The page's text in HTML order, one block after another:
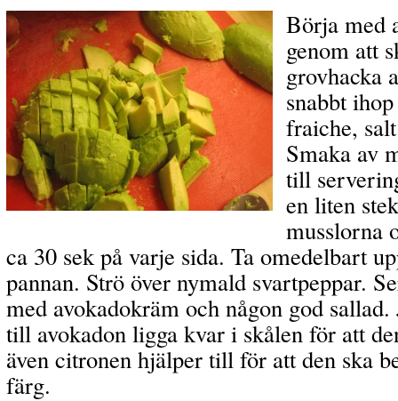
Börja med
genom att
grovhacka
snabbt
fraiche,
Smaka av
till
en liten
musslorna
ca 30 sek på varje sida. Ta omedelbart
pannan. Strö över nymald svartpeppar.
med avokadokräm och någon god
till avokadon ligga kvar i skålen för att
även citronen hjälper till för att den ska
färg.